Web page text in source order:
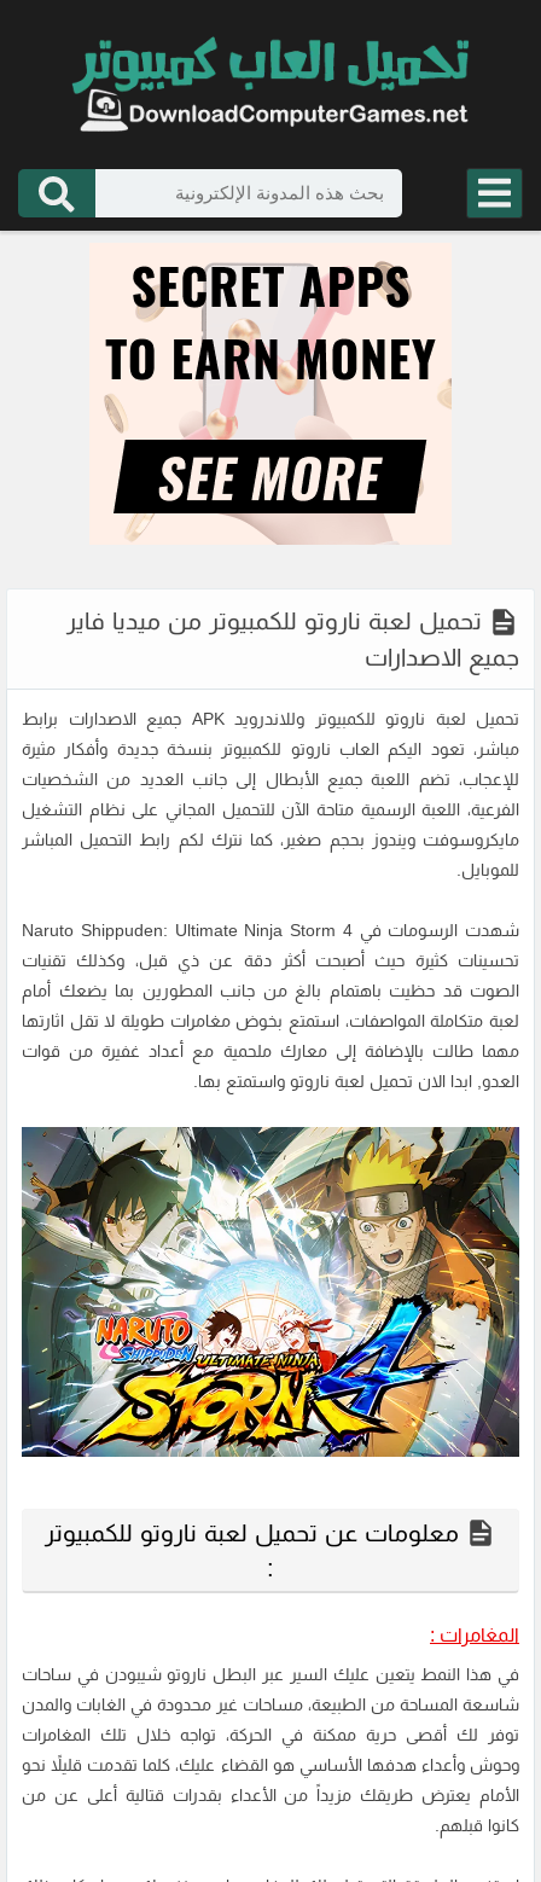
تحميل لعبة ناروتو للكمبيوتر من ميديا فاير
جميع الاصدارات
تحميل لعبة ناروتو للكمبيوتر وللاندرويد APK جميع الاصدارات برابط
مباشر، تعود اليكم العاب ناروتو للكمبيوتر بنسخة جديدة وأفكار مثيرة
للإعجاب، تضم اللعبة جميع الأبطال إلى جانب العديد من الشخصيات
الفرعية، اللعبة الرسمية متاحة الآن للتحميل المجاني على نظام التشغيل
مايكروسوفت ويندوز بحجم صغير، كما نترك لكم رابط التحميل المباشر
للموبايل.
شهدت الرسومات في Naruto Shippuden: Ultimate Ninja Storm 4
تحسينات كثيرة حيث أصبحت أكثر دقة عن ذي قبل، وكذلك تقنيات
الصوت قد حظيت باهتمام بالغ من جانب المطورين بما يضعك أمام
لعبة متكاملة المواصفات، استمتع بخوض مغامرات طويلة لا تقل اثارتها
مهما طالت بالإضافة إلى معارك ملحمية مع أعداد غفيرة من قوات
العدو, ابدا الان تحميل لعبة ناروتو واستمتع بها.
معلومات عن تحميل لعبة ناروتو للكمبيوتر
:
المغامرات :
في هذا النمط يتعين عليك السير عبر البطل ناروتو شيبودن في ساحات
شاسعة المساحة من الطبيعة، مساحات غير محدودة في الغابات والمدن
توفر لك أقصى حرية ممكنة في الحركة، تواجه خلال تلك المغامرات
وحوش وأعداء هدفها الأساسي هو القضاء عليك، كلما تقدمت قليلاً نحو
الأمام يعترض طريقك مزيداً من الأعداء بقدرات قتالية أعلى عن من
كانوا قبلهم.